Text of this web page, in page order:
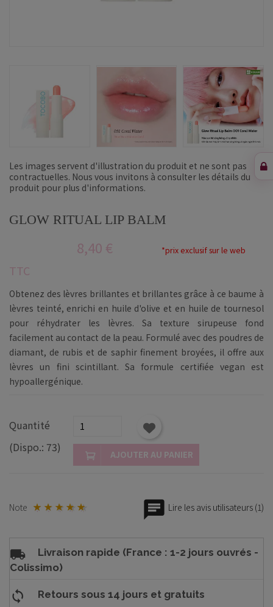
Les images servent d'illustration du produit et ne sont pas
contractuelles. Nous vous invitons à consulter les détails du
produit pour plus d'informations.
GLOW RITUAL LIP BALM
8,40 € *prix exclusif sur le web
TTC
Obtenez des lèvres brillantes et brillantes grâce à ce baume à
lèvres teinté, enrichi en huile d'olive et en huile de tournesol
pour réhydrater les lèvres. Sa texture sirupeuse fond
facilement au contact de la peau. Formulé avec des poudres de
diamant, de rubis et de saphir finement broyées, il offre aux
lèvres un fini scintillant. Sa formule certifiée vegan est
hypoallergénique.
Quantité
(Dispo.: 73)
AJOUTER AU PANIER
Note Lire les avis utilisateurs (1)
Livraison rapide (France : 1-2 jours ouvrés -
Colissimo)
Retours sous 14 jours et gratuits